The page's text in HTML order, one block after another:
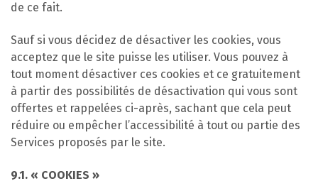
de ce fait.
Sauf si vous décidez de désactiver les cookies, vous
acceptez que le site puisse les utiliser. Vous pouvez à
tout moment désactiver ces cookies et ce gratuitement
à partir des possibilités de désactivation qui vous sont
offertes et rappelées ci-après, sachant que cela peut
réduire ou empêcher l’accessibilité à tout ou partie des
Services proposés par le site.
9.1. « COOKIES »